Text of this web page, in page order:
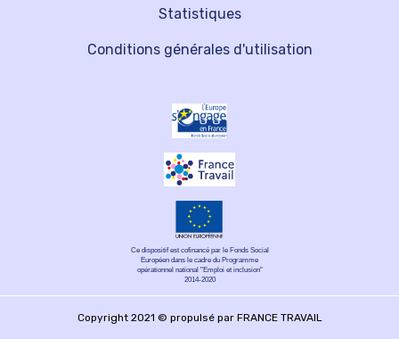
Statistiques
Conditions générales d'utilisation
Ce dispositif est cofinancé par le Fonds Social
Européen dans le cadre du Programme
opérationnel national "Emploi et inclusion"
2014-2020
Copyright 2021 © propulsé par FRANCE TRAVAIL